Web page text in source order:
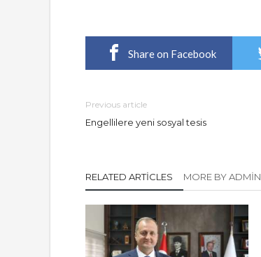
Share on Facebook
Previous article
Engellilere yeni sosyal tesis
RELATED ARTICLES MORE BY ADMIN